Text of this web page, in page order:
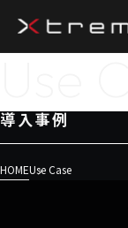
導入事例
HOMEUse Case